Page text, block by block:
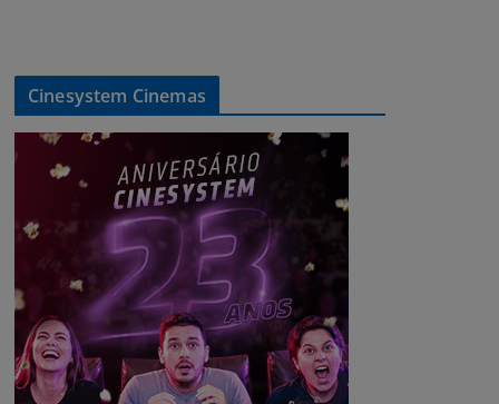
Cinesystem Cinemas